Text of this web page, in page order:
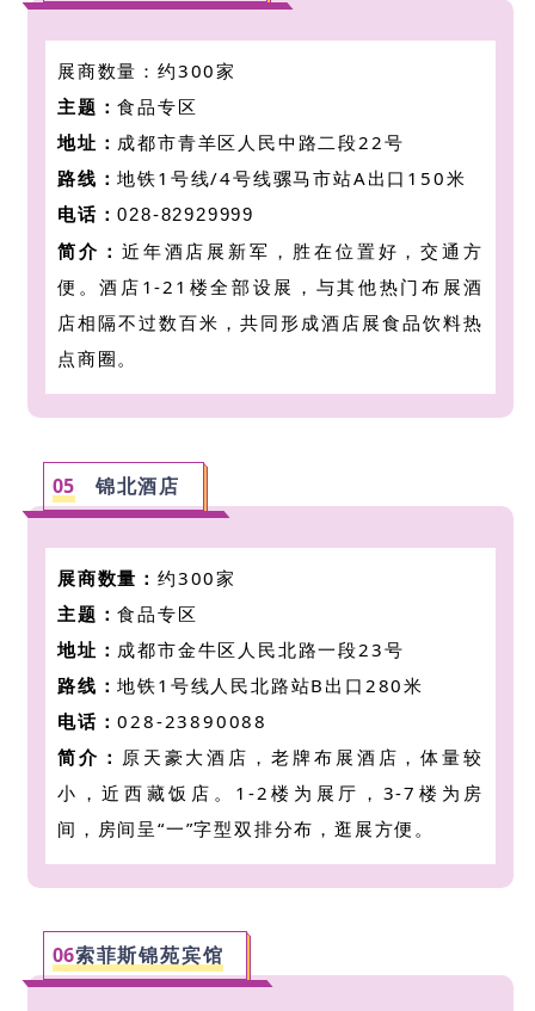
展商数量：约300家
主题：食品专区
地址： 成都市青羊区人民中路二段22号
路线：地铁1号线/4号线骡马市站A出口150米
电话：028-82929999
简介： 近年酒店展新军，胜在位置好，交通方
便。酒店1-21楼全部设展 ， 与其他热门布展酒
店相隔不过数百米，共同形成酒店展食品饮料热
点商圈。
05 锦北酒店
展商数量： 约300家
主题：食品专区
地址： 成都市金牛区人民北路一段23号
路线：地铁1号线人民北路站B出口280米
电话：028-23890088
简介： 原天豪大酒店，老牌布展酒店，体量较
小，近西藏饭店。1-2楼为展厅，3-7楼为房
间，房间呈“一”字型双排分布，逛展方便。
06索菲斯锦苑宾馆